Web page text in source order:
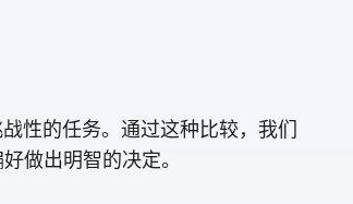
性的任务。通过这种比较，我们
做出明智的决定。